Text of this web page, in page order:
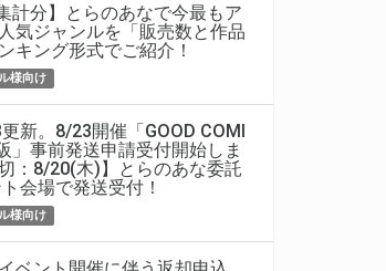
計分】とらのあなで今最もア
気ジャンルを「販売数と作品
キング形式でご紹介！
様向け
新。8/23開催「GOOD COMI
」事前発送申請受付開始しま
：8/20(木)】とらのあな委託
会場で発送受付！
様向け